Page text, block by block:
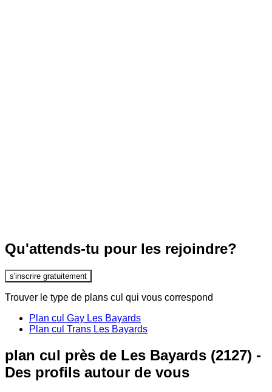
Qu'attends-tu pour les rejoindre?
s'inscrire gratuitement
Trouver le type de plans cul qui vous correspond
Plan cul Gay Les Bayards
Plan cul Trans Les Bayards
plan cul près de Les Bayards (2127) -
Des profils autour de vous